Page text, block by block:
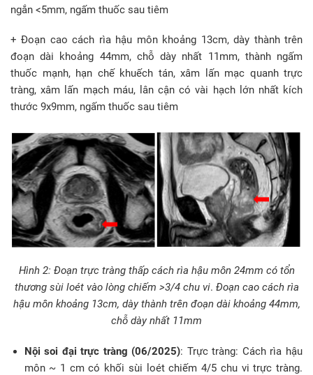
ngắn <5mm, ngấm thuốc sau tiêm
+ Đoạn cao cách rìa hậu môn khoảng 13cm, dày thành trên
đoạn dài khoảng 44mm, chỗ dày nhất 11mm, thành ngấm
thuốc mạnh, hạn chế khuếch tán, xâm lấn mạc quanh trực
tràng, xâm lấn mạch máu, lân cận có vài hạch lớn nhất kích
thước 9x9mm, ngấm thuốc sau tiêm
Hình 2: Đoạn trực tràng thấp cách rìa hậu môn 24mm có tổn
thương sùi loét vào lòng chiếm >3/4 chu vi. Đoạn cao cách rìa
hậu môn khoảng 13cm, dày thành trên đoạn dài khoảng 44mm,
chỗ dày nhất 11mm
Nội soi đại trực tràng (06/2025): Trực tràng: Cách rìa hậu
môn ~ 1 cm có khối sùi loét chiếm 4/5 chu vi trực tràng.